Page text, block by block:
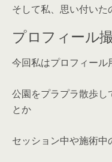
そして私、思い付いた
プロフィール
今回私はプロフィー
公園をプラプラ散歩
とか
セッション中や施術中